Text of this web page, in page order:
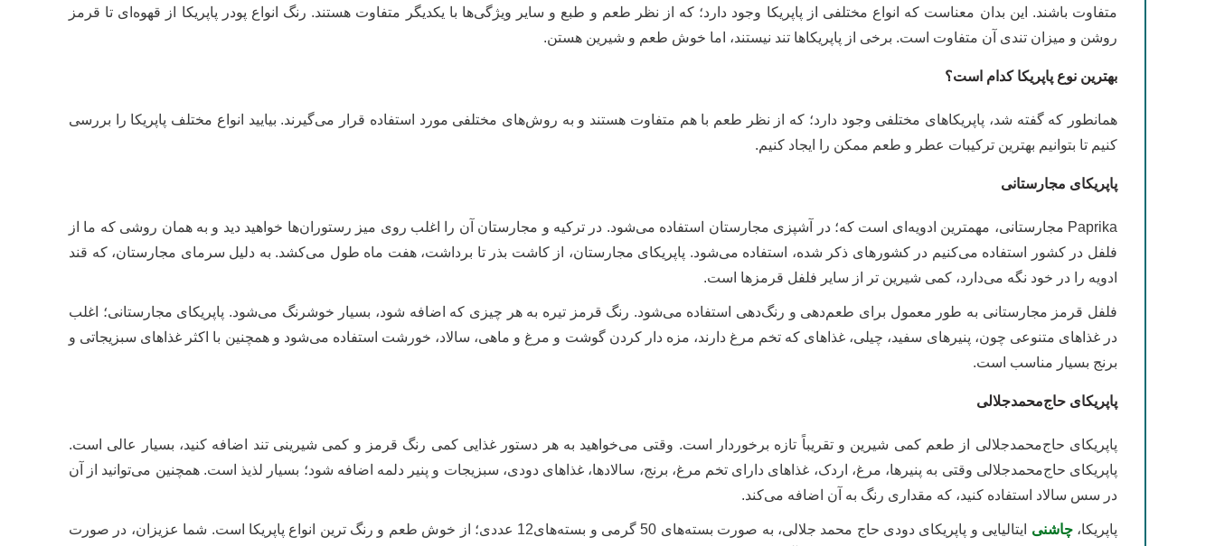
متفاوت باشند. این بدان معناست که انواع مختلفی از پاپریکا وجود دارد؛ که از نظر طعم و طبع و سایر ویژگی‌ها با یکدیگر متفاوت هستند. رنگ انواع پودر پاپریکا از قهوه‌ای تا قرمز
روشن و میزان تندی آن متفاوت است. برخی از پاپریکاها تند نیستند، اما خوش طعم و شیرین هستن.
بهترین نوع پاپریکا کدام است؟
همانطور که گفته شد، پاپریکاهای مختلفی وجود دارد؛ که از نظر طعم با هم متفاوت هستند و به روش‌های مختلفی مورد استفاده قرار می‌گیرند. بیایید انواع مختلف پاپریکا را بررسی
کنیم تا بتوانیم بهترین ترکیبات عطر و طعم ممکن را ایجاد کنیم.
پاپریکای مجارستانی
Paprika مجارستانی، مهمترین ادویه‌ای است که؛ در آشپزی مجارستان استفاده می‌شود. در ترکیه و مجارستان آن را اغلب روی میز رستوران‌ها خواهید دید و به همان روشی که ما از
فلفل در کشور استفاده می‌کنیم در کشورهای ذکر شده، استفاده می‌شود. پاپریکای مجارستان، از کاشت بذر تا برداشت، هفت ماه طول می‌کشد. به دلیل سرمای مجارستان، که قند
ادویه را در خود نگه می‌دارد، کمی شیرین تر از سایر فلفل قرمزها است.
فلفل قرمز مجارستانی به طور معمول برای طعم‌دهی و رنگ‌دهی استفاده می‌شود. رنگ قرمز تیره به هر چیزی که اضافه شود، بسیار خوشرنگ می‌شود. پاپریکای مجارستانی؛ اغلب
در غذاهای متنوعی چون، پنیرهای سفید، چیلی، غذاهای که تخم مرغ دارند، مزه دار کردن گوشت و مرغ و ماهی، سالاد، خورشت استفاده می‌شود و همچنین با اکثر غذاهای سبزیجاتی و
برنج بسیار مناسب است.
پاپریکای حاج‌محمدجلالی
پاپریکای حاج‌محمدجلالی از طعم کمی شیرین و تقریباً تازه برخوردار است. وقتی می‌خواهید به هر دستور غذایی کمی رنگ قرمز و کمی شیرینی تند اضافه کنید، بسیار عالی است.
پاپریکای حاج‌محمدجلالی وقتی به پنیرها، مرغ، اردک، غذاهای دارای تخم مرغ، برنج، سالادها، غذاهای دودی، سبزیجات و پنیر دلمه اضافه شود؛ بسیار لذیذ است. همچنین می‌توانید از آن
در سس سالاد استفاده کنید، که مقداری رنگ به آن اضافه می‌کند.
پاپریکا،چاشنی
ایتالیایی و پاپریکای دودی حاج‌ محمد جلالی، به صورت بسته‌های 50 گرمی و بسته‌های12 عددی؛ از خوش طعم و رنگ ترین انواع پاپریکا است. شما عزیزان، در صورت